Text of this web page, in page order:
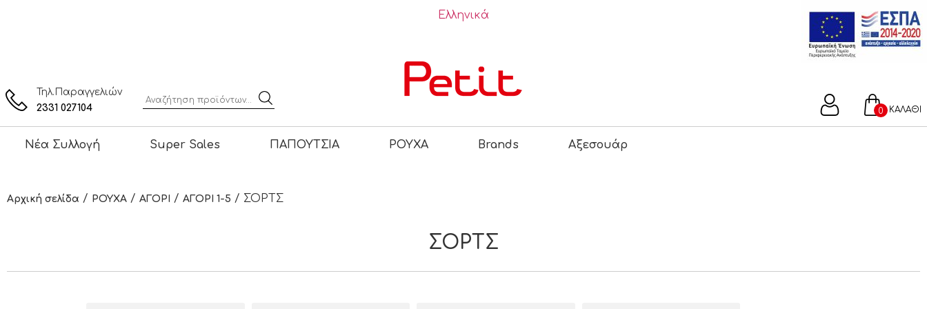
Ελληνικά
Τηλ.Παραγγελιών
2331 027104
ΚΑΛΑΘΙ
0
Νέα Συλλογή Super Sales ΠΑΠΟΥΤΣΙΑ ΡΟΥΧΑ Brands Αξεσουάρ
Αρχική σελίδα / ΡΟΥΧΑ / ΑΓΟΡΙ / ΑΓΟΡΙ 1-5 / ΣΟΡΤΣ
ΣΟΡΤΣ